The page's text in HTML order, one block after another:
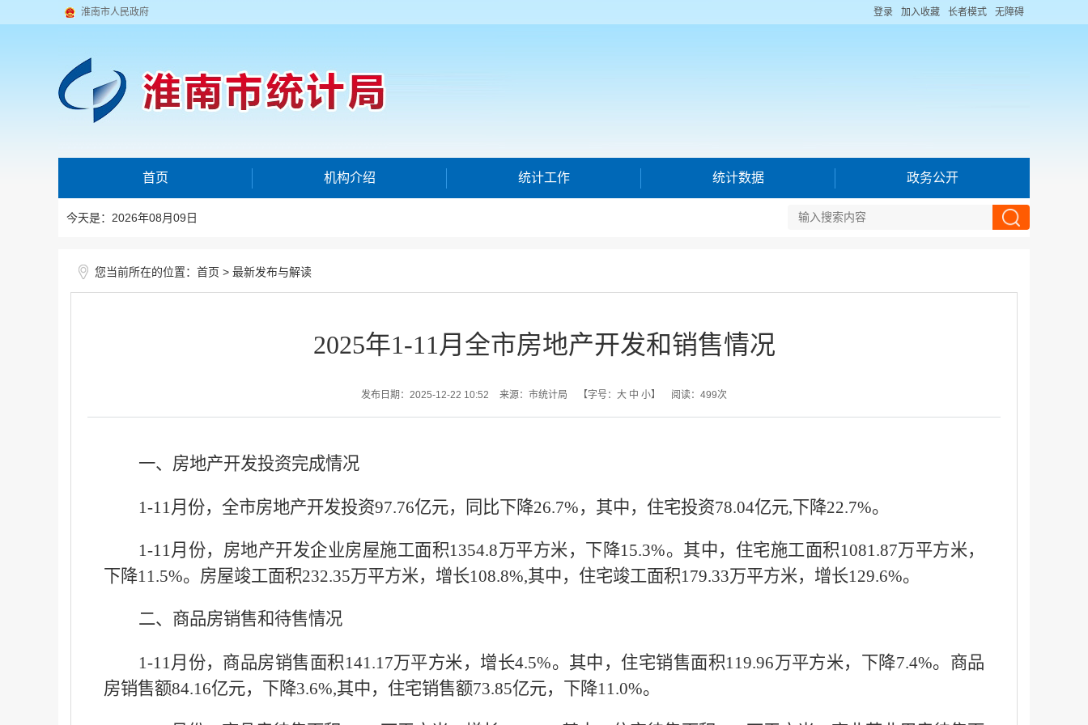
淮南市人民政府 登录 加入收藏 长者模式 无障碍
首页 机构介绍 统计工作 统计数据 政务公开
今天是：2026年08月09日
您当前所在的位置： 首页 > 最新发布与解读
2025年1-11月全市房地产开发和销售情况
发布日期：2025-12-22 10:52 来源：市统计局 【字号： 大 中 小】 阅读： 499次
一、房地产开发投资完成情况
1-11月份，全市房地产开发投资97.76亿元，同比下降26.7%，其中，住宅投资78.04亿元,下降22.7%。
1-11月份，房地产开发企业房屋施工面积1354.8万平方米，下降15.3%。其中，住宅施工面积1081.87万平方米，
下降11.5%。房屋竣工面积232.35万平方米，增长108.8%,其中，住宅竣工面积179.33万平方米，增长129.6%。
二、商品房销售和待售情况
1-11月份，商品房销售面积141.17万平方米，增长4.5%。其中，住宅销售面积119.96万平方米，下降7.4%。商品
房销售额84.16亿元，下降3.6%,其中，住宅销售额73.85亿元，下降11.0%。